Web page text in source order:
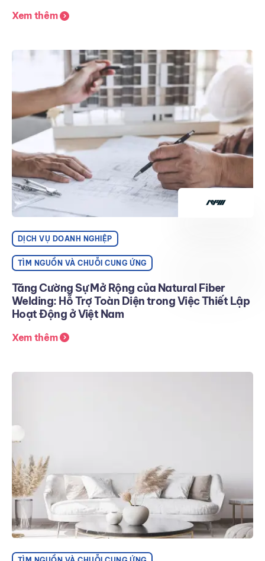
Xem thêm
DỊCH VỤ DOANH NGHIỆP
TÌM NGUỒN VÀ CHUỖI CUNG ỨNG
Tăng Cường Sự Mở Rộng của Natural Fiber
Welding: Hỗ Trợ Toàn Diện trong Việc Thiết Lập
Hoạt Động ở Việt Nam
Xem thêm